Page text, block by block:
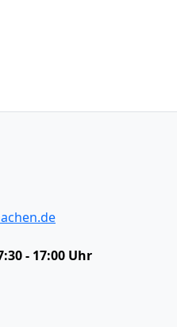
- 17:00 Uhr